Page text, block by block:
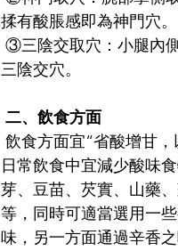
揉有酸脹感即為神門穴。
三陰交穴。
二、飲食方面
飲食方面宜“省酸增甘，
日常飲食中宜減少酸味
芽、豆苗、芡實、山藥
等，同時可適當選用一
味，另一方面通過辛香